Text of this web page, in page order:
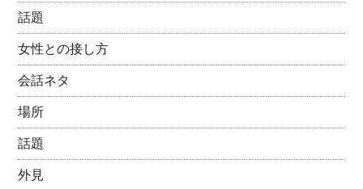
話題
女性との接し方
会話ネタ
場所
話題
外見